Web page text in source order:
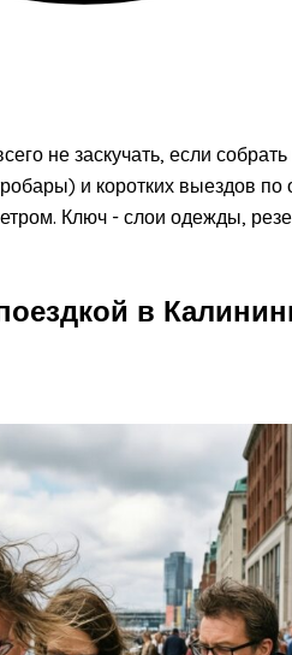
не заскучать, если
и коротких выездов по
Ключ - слои одежды,
в